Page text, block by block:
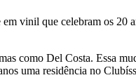
vinil que celebram os
como Del Costa. Essa
uma residência no